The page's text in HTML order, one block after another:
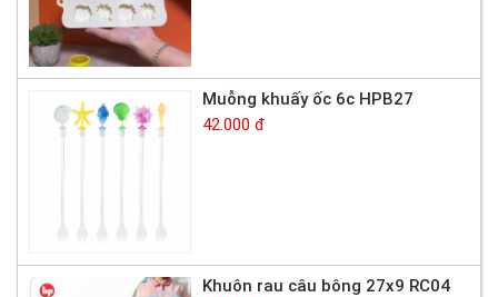
Muỗng khuấy ốc 6c HPB27
42.000 đ
Khuôn rau câu bông 27x9 RC04